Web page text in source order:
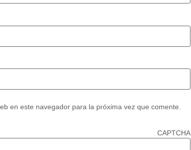
en este navegador para la próxima vez que comente.
CAPTCHA